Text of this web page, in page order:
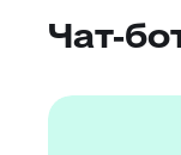
Чат-